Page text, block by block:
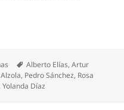
Etiquetas
Alberto Elías,Artur
, Pedro Sánchez, Rosa
Yolanda Díaz